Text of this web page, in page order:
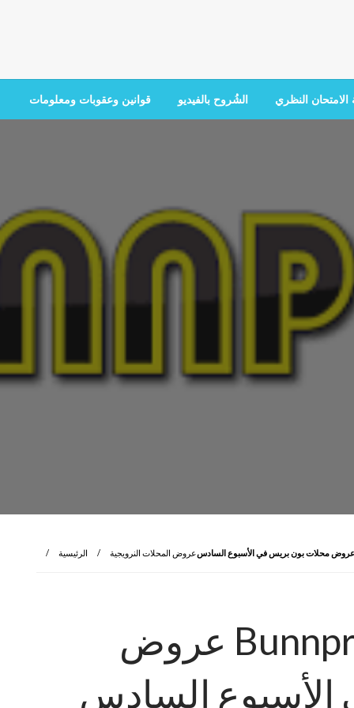
النظري الشُروح بالفيديو قوانين وعقوبات ومعلومات
الرئيسية عروض المحلات النرويجية
Bunnpris tilbudene i uke 6 عروض
السادس